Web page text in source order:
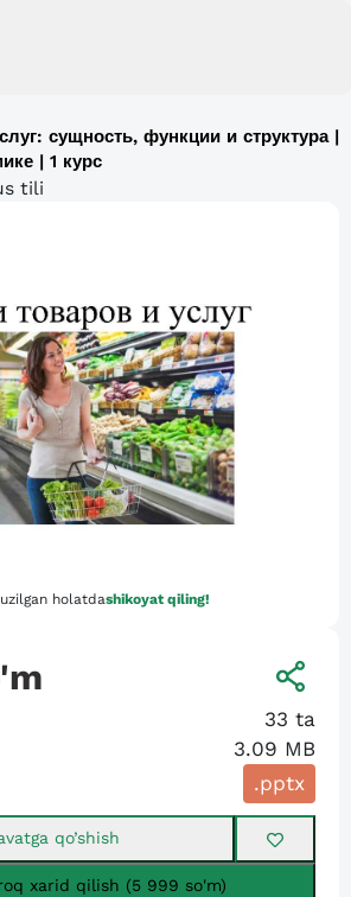
сущность, функции и структура |
| 1 курс
tili
holatdashikoyat qiling!
33 ta
3.09 MB
.pptx
qo’shish
xarid qilish (5 999 so'm)